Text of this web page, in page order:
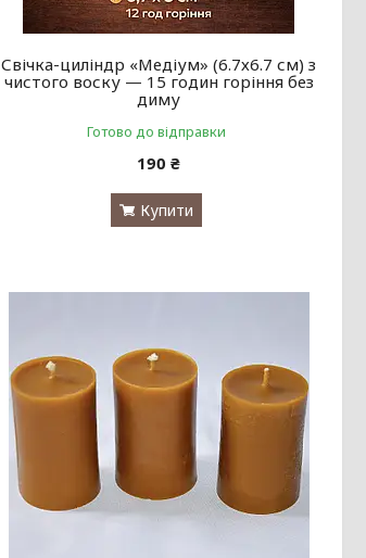
Свічка-циліндр «Медіум» (6.7х6.7 см) з
чистого воску — 15 годин горіння без
диму
Готово до відправки
190 ₴
Купити